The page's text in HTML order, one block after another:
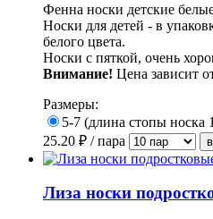
Фенна носки детские
Носки для детей - в
белого цвета.
Носки с пяткой, очень
Внимание! Цена зависит
Размеры:
5-7 (длина стопы носка
25.20 ₽ / пара
Лиза носки